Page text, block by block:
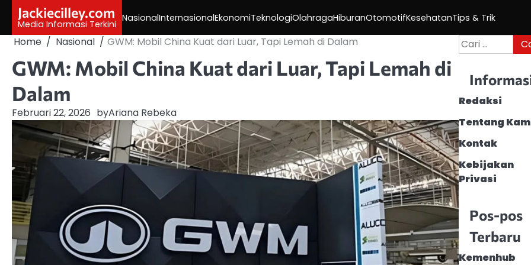
content
Jackiecilley.com
Media Informasi Terkini
NasionalInternasionalEkonomiTeknologiOlahragaHiburanOtomotifKesehatanTips & Trik
Home Nasional GWM: Mobil China Kuat dari Luar, Tapi Lemah di Dalam
GWM: Mobil China Kuat dari Luar, Tapi Lemah di
Dalam
Februari 22, 2026 byAriana Rebeka
Cari
untuk:
Redaksi
Tentang
Kontak
Kebijakan
Privasi
Pos-pos
Terbaru
Kemenhub